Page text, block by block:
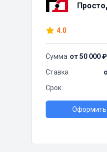
4.0
Сумма от 50 000
Ставка
Срок
Оформить